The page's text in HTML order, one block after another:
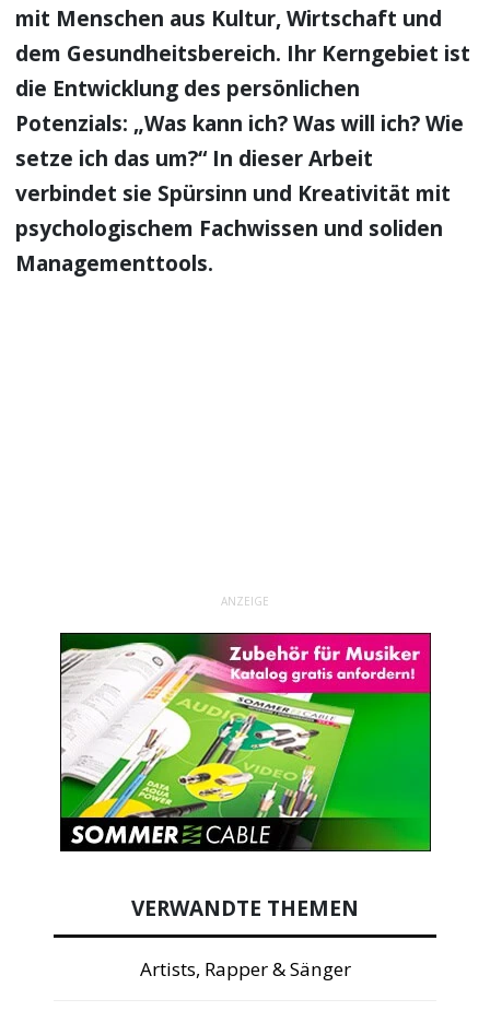
mit Menschen aus Kultur, Wirtschaft und
dem Gesundheitsbereich. Ihr Kerngebiet ist
die Entwicklung des persönlichen
Potenzials: „Was kann ich? Was will ich? Wie
setze ich das um?“ In dieser Arbeit
verbindet sie Spürsinn und Kreativität mit
psychologischem Fachwissen und soliden
Managementtools.
ANZEIGE
VERWANDTE THEMEN
Artists, Rapper & Sänger